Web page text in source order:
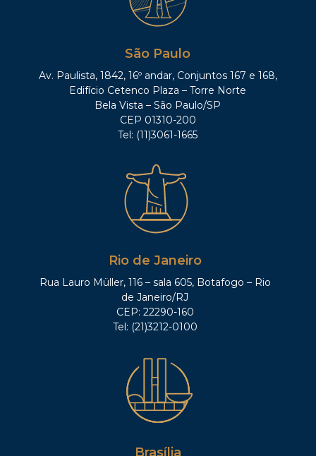
São Paulo
Av. Paulista, 1842, 16º andar, Conjuntos 167 e 168,
Edifício Cetenco Plaza – Torre Norte
Bela Vista – São Paulo/SP
CEP 01310-200
Tel: (11)3061-1665
Rio de Janeiro
Rua Lauro Müller, 116 – sala 605, Botafogo – Rio
de Janeiro/RJ
CEP: 22290-160
Tel: (21)3212-0100
Brasília